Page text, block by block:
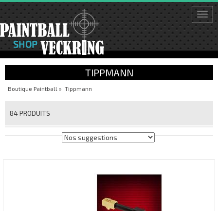
TIPPMANN
Boutique Paintball » Tippmann
84 PRODUITS